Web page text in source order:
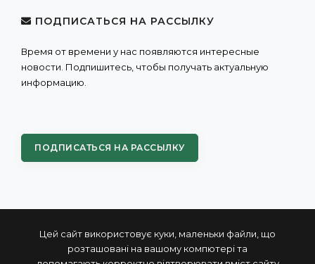
Цей сайт використовує куки, маленьки файли, що
розташовані на вашому компютері та
ПОДПИСАТЬСЯ НА РАССЫЛКУ
Время от времени у нас появляются интересные
новости. Подпишитесь, чтобы получать актуальную
информацию.
ПОДПИСАТЬСЯ НА РАССЫЛКУ